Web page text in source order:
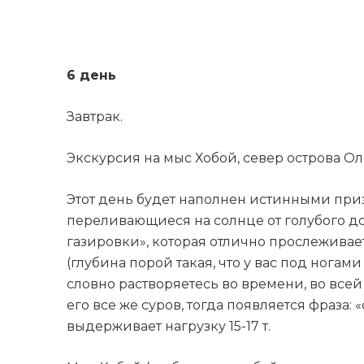
6 день
Завтрак.
Экскурсия на мыс Хобой, север острова
Этот день будет наполнен истинными
переливающиеся на солнце от голубого
газировки», которая отлично
(глубина порой такая, что у вас под
словно растворяетесь во времени, во
его все же суров, тогда появляется
выдерживает нагрузку 15-17 т.